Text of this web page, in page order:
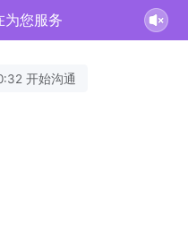
为您服务
开始沟通